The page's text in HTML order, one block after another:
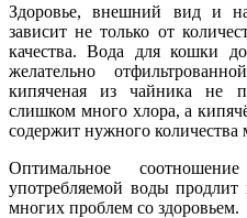
Здоровье, внешний вид и
зависит не только от
качества. Вода для кошки
желательно
кипяченая из чайника не
слишком много хлора, а
содержит нужного количества
Оптимальное
употребляемой воды
многих проблем со здоровьем.